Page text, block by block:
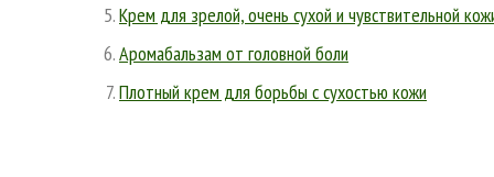
Крем для зрелой, очень сухой и чувствительной
Аромабальзам от головной боли
Плотный крем для борьбы с сухостью кожи